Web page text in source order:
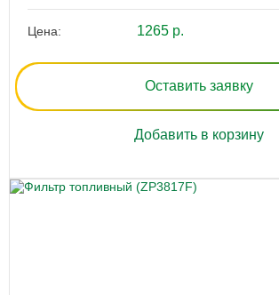
Цена: 1265 р.
Оставить заявку
Добавить в корзину